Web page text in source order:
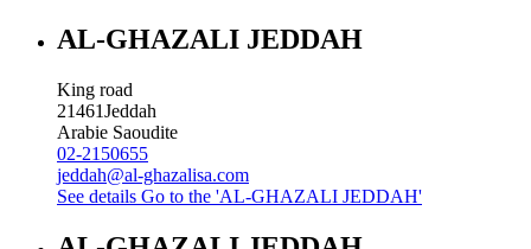
AL-GHAZALI JEDDAH
King road
21461Jeddah
Arabie Saoudite
02-2150655
jeddah@al-ghazalisa.com
See details Go to the 'AL-GHAZALI JEDDAH'